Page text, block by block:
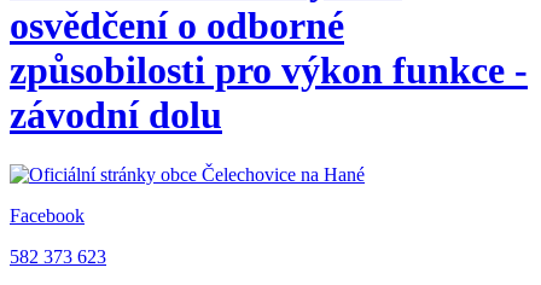
osvědčení o odborné
způsobilosti pro výkon funkce -
závodní dolu
Facebook
582 373 623